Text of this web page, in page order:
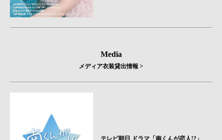
Media
メディア衣装貸出情報 >
テレビ朝日 ドラマ「南くんが恋人!?」